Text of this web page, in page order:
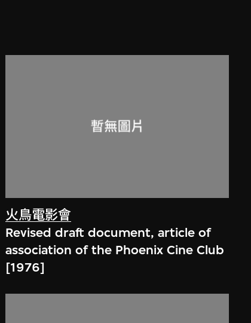
火鳥電影會
Revised draft document, article of
association of the Phoenix Cine Club
[1976]